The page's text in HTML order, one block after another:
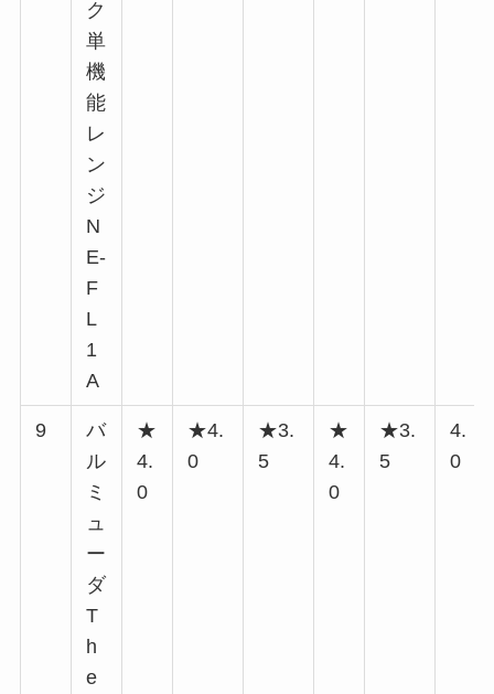
ク
単
機
能
レ
ン
ジ
N
E-
F
L
1
A
9
バ
ル
ミ
ュ
ー
ダ
T
h
e
★
4.
0
★4.
0
★3.
5
★
4.
0
★3.
5
4.
0